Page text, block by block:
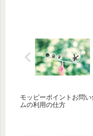
モッピーポイントお問
ムの利用の仕方